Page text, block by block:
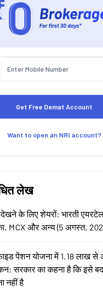
Want to open an NRI account?
लेख
के लिए शेयरों: भारती
MCX और अन्य (5 अगस्त,
पेंशन योजना में 1.18 लाख से
सरकार का कहना है कि इसे
नहीं है